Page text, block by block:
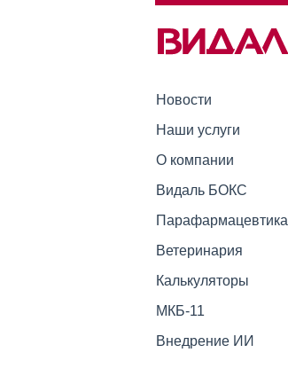
Новости
Наши услуги
О компании
Видаль БОКС
Парафармацевтика
Ветеринария
Калькуляторы
МКБ-11
Внедрение ИИ